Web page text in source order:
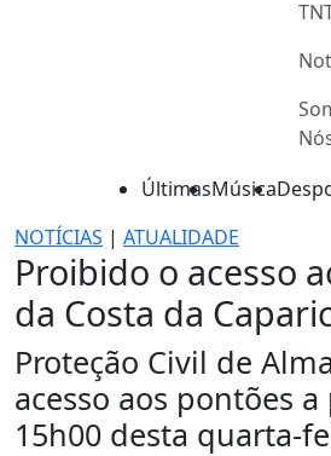
ÚltimasMúsica
NOTÍCIAS | ATUALIDADE
Proibido o acesso
da Costa da
Proteção Civil de
acesso aos pontões
15h00 desta quarta-